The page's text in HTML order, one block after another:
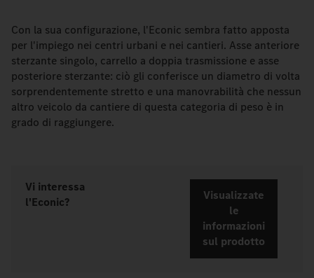
Con la sua configurazione, l'Econic sembra fatto apposta
per l'impiego nei centri urbani e nei cantieri. Asse anteriore
sterzante singolo, carrello a doppia trasmissione e asse
posteriore sterzante: ciò gli conferisce un diametro di volta
sorprendentemente stretto e una manovrabilità che nessun
altro veicolo da cantiere di questa categoria di peso è in
grado di raggiungere.
Vi interessa
l'Econic?
Visualizzate
le
informazioni
sul prodotto